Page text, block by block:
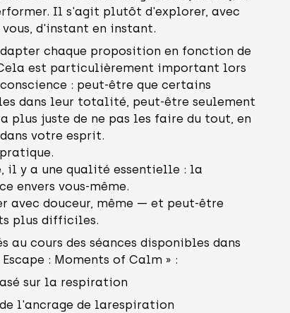
Il s'agit plutôt d'explorer, avec
d'instant en instant.
chaque proposition en fonction de
est particulièrement important lors
: peut-être que certains
dans leur totalité, peut-être seulement
plus juste de ne pas les faire du tout, en
votre esprit.
il y a une qualité essentielle : la
envers vous-même.
avec douceur, même — et peut-être
plus difficiles.
au cours des séances disponibles dans
: Moments of Calm » :
sur la respiration
l'ancrage de larespiration